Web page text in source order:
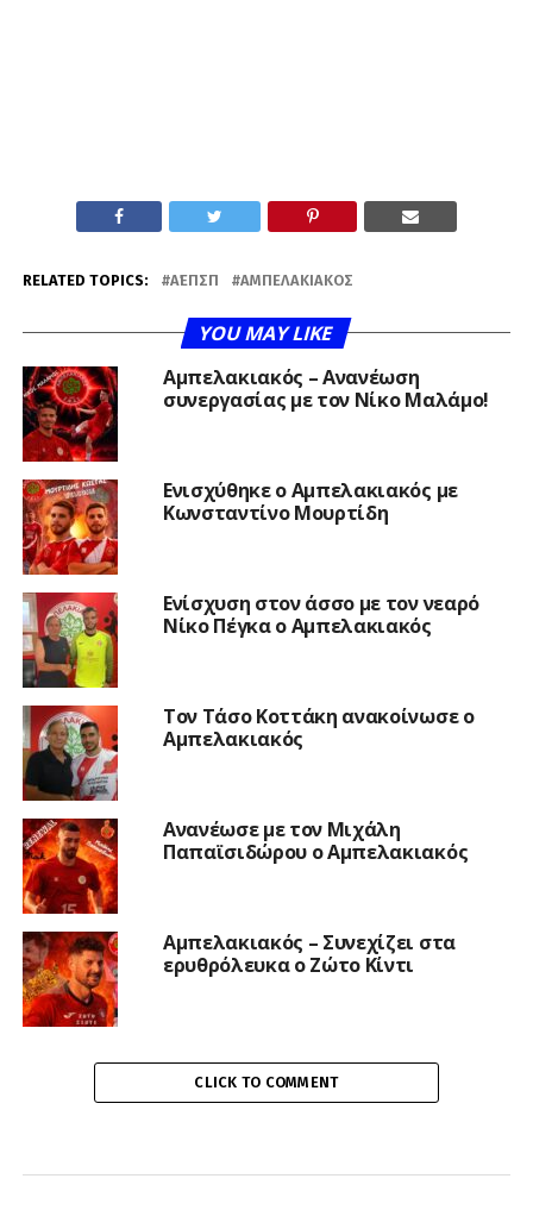
RELATED TOPICS: Α΄ΕΠΣΠ ΑΜΠΕΛΑΚΙΑΚΌΣ
YOU MAY LIKE
Αμπελακιακός – Ανανέωση
συνεργασίας με τον Νίκο Μαλάμο!
Ενισχύθηκε ο Αμπελακιακός με
Κωνσταντίνο Μουρτίδη
Ενίσχυση στον άσσο με τον νεαρό
Νίκο Πέγκα ο Αμπελακιακός
Τον Τάσο Κοττάκη ανακοίνωσε ο
Αμπελακιακός
Ανανέωσε με τον Μιχάλη
Παπαϊσιδώρου ο Αμπελακιακός
Αμπελακιακός – Συνεχίζει στα
ερυθρόλευκα ο Ζώτο Κίντι
CLICK TO COMMENT